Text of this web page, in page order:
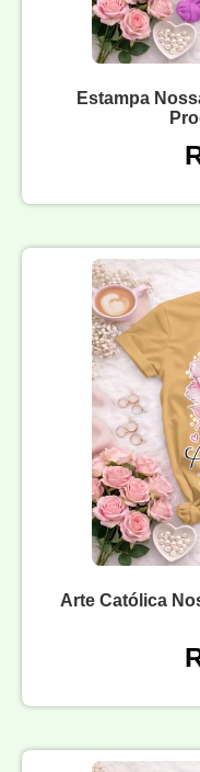
Estampa
Arte Católica